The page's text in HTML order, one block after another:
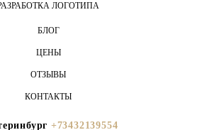
ЛОГОТИПА
БЛОГ
ЦЕНЫ
ОТЗЫВЫ
КОНТАКТЫ
+73432139554